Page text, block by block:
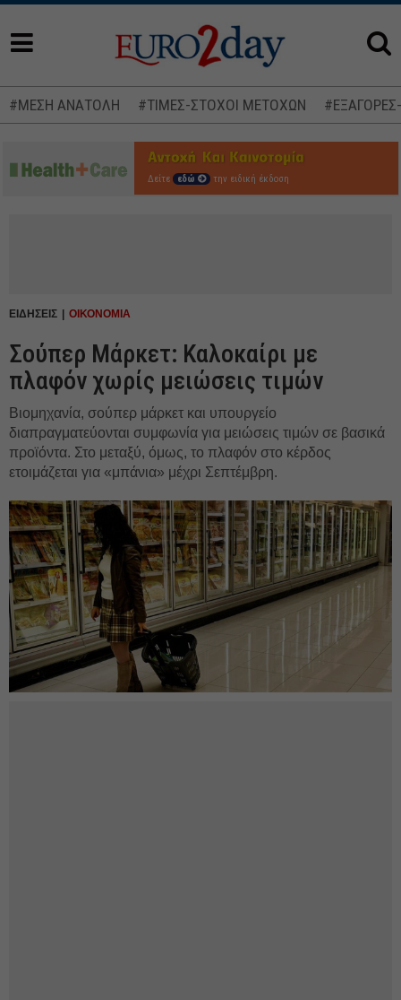
#ΜΕΣΗ ΑΝΑΤΟΛΗ #ΤΙΜΕΣ-ΣΤΟΧΟΙ ΜΕΤΟΧΩΝ
Δείτε εδώ την ειδική έκδοση
ΕΙΔΗΣΕΙΣ ΟΙΚΟΝΟΜΙΑ
Σούπερ Μάρκετ: Καλοκαίρι με
πλαφόν χωρίς μειώσεις τιμών
Βιομηχανία, σούπερ μάρκετ και υπουργείο
διαπραγματεύονται συμφωνία για μειώσεις τιμών σε βασικά
προϊόντα. Στο μεταξύ, όμως, το πλαφόν στο κέρδος
ετοιμάζεται για «μπάνια» μέχρι Σεπτέμβρη.